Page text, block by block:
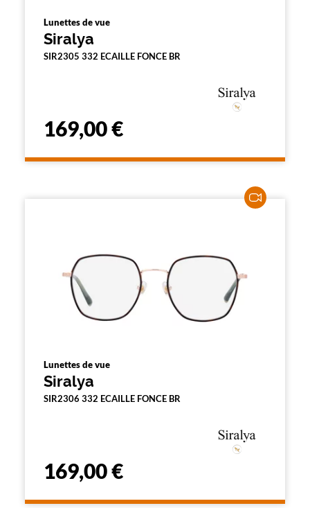
Lunettes de vue
Siralya
SIR2305 332 ECAILLE FONCE BR
169,00 €
Lunettes de vue
Siralya
SIR2306 332 ECAILLE FONCE BR
169,00 €